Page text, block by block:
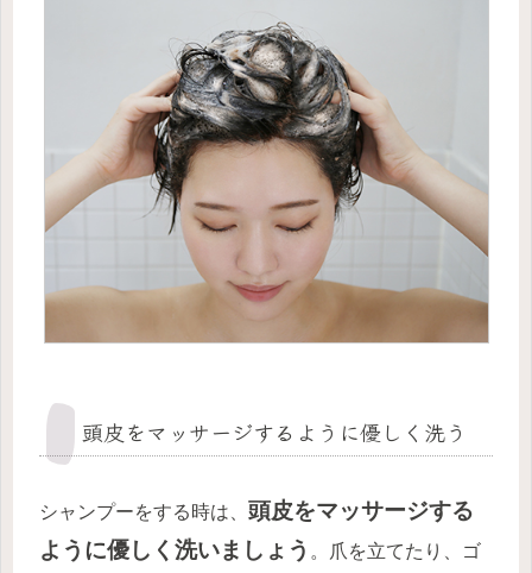
頭皮をマッサージするように優しく洗う
シャンプーをする時は、 頭皮をマッサージする
ように優しく洗いましょう 。爪を立てたり、ゴ